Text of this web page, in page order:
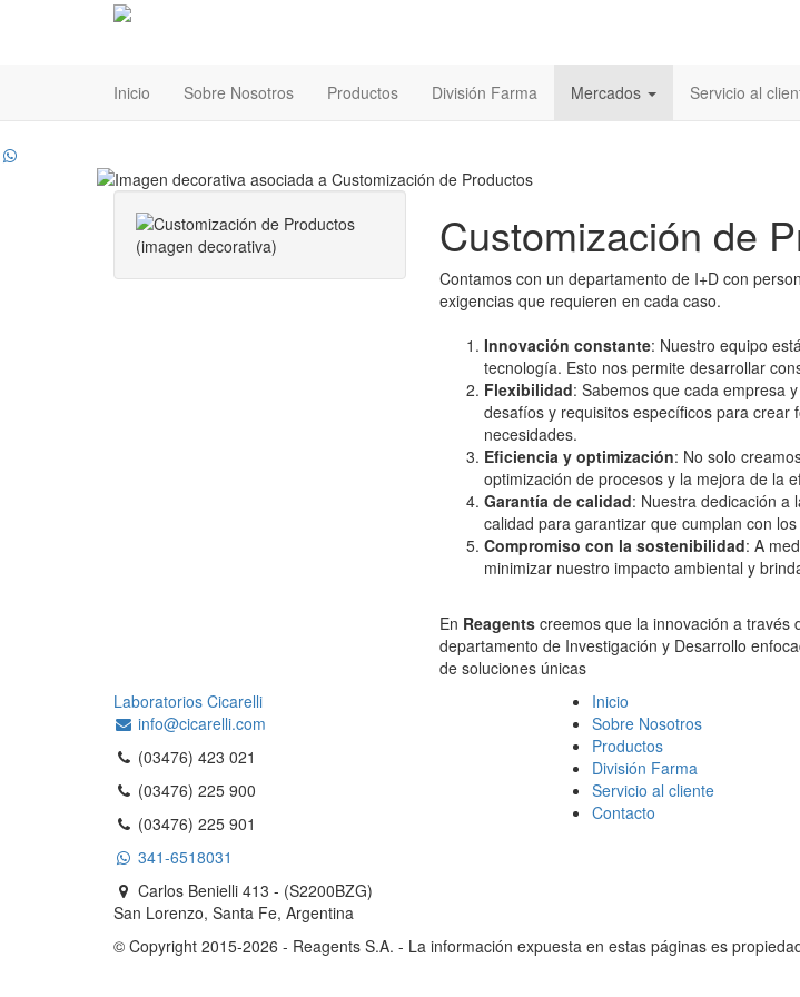
Inicio Sobre Nosotros Productos División Farma Mercados Servicio al
Customización de
Contamos con un departamento de I+D con
exigencias que requieren en cada caso.
Innovación constante: Nuestro equipo
tecnología. Esto nos permite desarrollar
Flexibilidad: Sabemos que cada empresa
desafíos y requisitos específicos para
necesidades.
Eficiencia y optimización: No solo
optimización de procesos y la mejora de la
Garantía de calidad: Nuestra dedicación a
calidad para garantizar que cumplan con
Compromiso con la sostenibilidad: A
minimizar nuestro impacto ambiental y
En Reagentscreemos que la innovación a través
departamento de Investigación y Desarrollo
de soluciones únicas
Laboratorios Cicarelli
info@cicarelli.com
(03476) 423 021
(03476) 225 900
(03476) 225 901
341-6518031
Carlos Benielli 413 - (S2200BZG)
San Lorenzo, Santa Fe, Argentina
Inicio
Sobre Nosotros
Productos
División Farma
Servicio al cliente
Contacto
© Copyright 2015-2026 - Reagents S.A. - La información expuesta en estas páginas es